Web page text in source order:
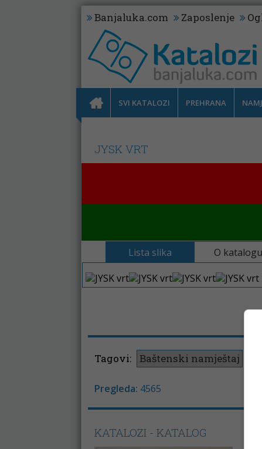
Banjaluka.com Zaposlenje
SVI KATALOZI PREHRANA
JYSK VRT
Lista slika O katalogu
Tagovi: Baštenski namještaj
Pregleda: 4565
KATALOZI - KATALOG